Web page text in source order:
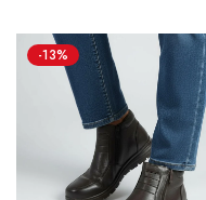
-13%